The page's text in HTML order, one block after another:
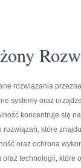
rozwiązania
systemy oraz
koncentruje się
rozwiązań, które
oraz ochrona
oraz technologii,